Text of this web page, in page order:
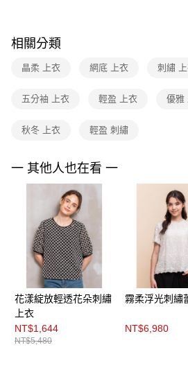
２．訂單成立數日內，您將收到繳費通知簡訊。
ATM／網路銀行／等多元方式進行付款，方視
後付繳納相關費用。
是否繳費成功／繳費後需取消欲退款等相關疑
【注意事項】
易，需依本服務之必要範圍內提供個人資料
權轉讓予恩沛科技股份有限公司。
２．關於個人資料處理事宜，請瀏覽以下網址：
https://aftee.tw/terms/#terms3
３．未成年的使用者請事先徵得法定代理人
「AFTEE先享後付」，若未經同意申辦者引起
４．使用「AFTEE先享後付」時，將依據個
時審查核予不同之上限額度；若仍有額度不
請求用戶進行身份認證。
５．嚴禁一人註冊多個帳號或使用他人資訊註
恩沛科技股份有限公司將有權停止該用戶之使
每筆NT$90，滿NT$3,600(含以上)免運費
黑貓宅配
每筆NT$200，滿NT$8,000(含以上)免運費
付款後門市自取
相關分類
晶柔 上衣 網底 上衣 刺繡
五分袖 上衣 輕盈 上衣 優雅
秋冬 上衣 輕盈 刺繡
一 其他人也在看 一
花漾綻放輕透花朵刺繡
上衣
NT$1,644
NT$5,480
霧柔浮光刺繡
NT$6,980